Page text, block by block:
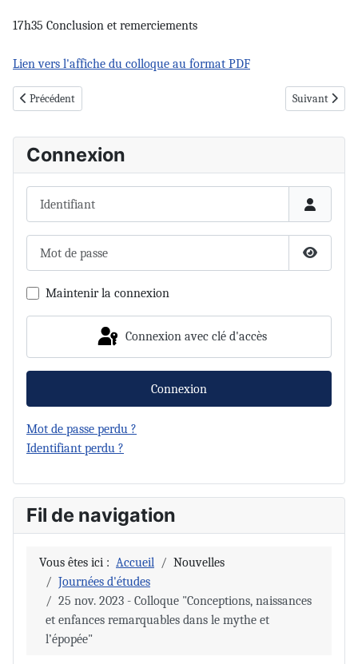
17h35 Conclusion et remerciements
Lien vers l'affiche du colloque au format PDF
Article précédent : 22-23 novembre 2024 - Sangliers et cochons dans le
Précédent Article suivant
Suivant
Connexion
Afficher
Maintenir la connexion
Connexion avec clé d'accès
Connexion
Mot de passe perdu ?
Identifiant perdu ?
Fil de navigation
Vous êtes ici : Accueil
Nouvelles
Journées d'études
25 nov. 2023 - Colloque "Conceptions, naissances
et enfances remarquables dans le mythe et
l’épopée"